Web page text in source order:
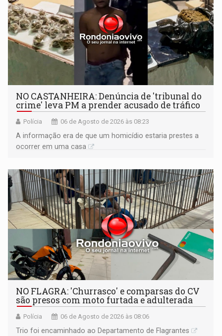
NO CASTANHEIRA: ​Denúncia de 'tribunal do
crime' leva PM a prender acusado de tráfico
Polícia 06 de Agosto de 2026 às 08:23
A informação era de que um homicídio estaria prestes a
ocorrer em uma casa
NO FLAGRA: 'Churrasco' e comparsas do CV
são presos com moto furtada e adulterada
Polícia 06 de Agosto de 2026 às 08:06
Trio foi encaminhado ao Departamento de Flagrantes